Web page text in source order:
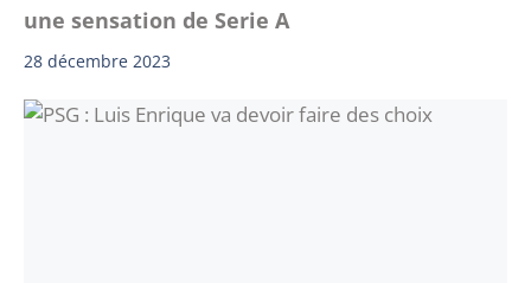
une sensation de Serie A
28 décembre 2023